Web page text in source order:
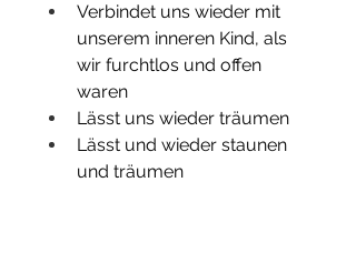
Verbindet uns wieder mit
unserem inneren Kind, als
wir furchtlos und offen
waren
Lässt uns wieder träumen
Lässt und wieder staunen
und träumen